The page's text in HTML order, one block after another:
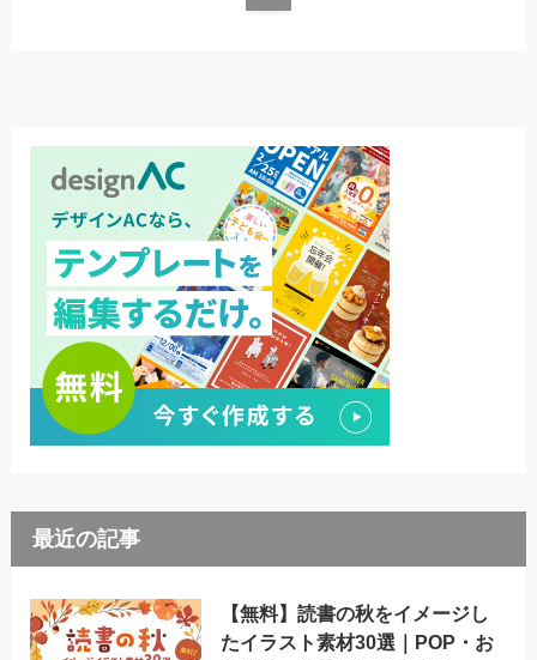
最近の記事
【無料】読書の秋をイメージし
たイラスト素材30選｜POP・お